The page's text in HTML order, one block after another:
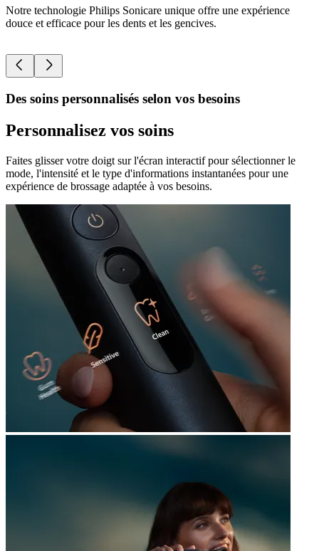
Notre technologie Philips Sonicare unique offre une expérience
douce et efficace pour les dents et les gencives.
Des soins personnalisés selon vos besoins
Personnalisez vos soins
Faites glisser votre doigt sur l'écran interactif pour sélectionner le
mode, l'intensité et le type d'informations instantanées pour une
expérience de brossage adaptée à vos besoins.